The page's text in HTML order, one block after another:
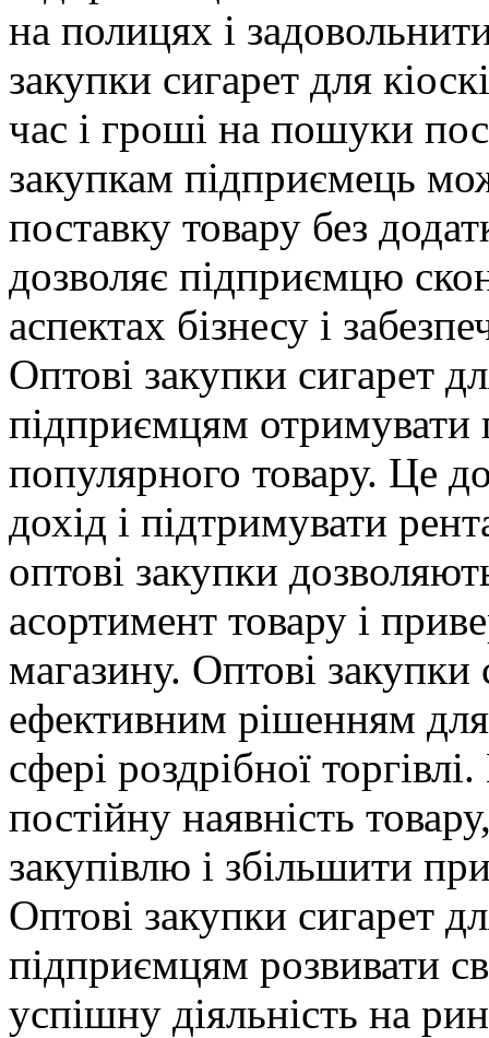
на полицях і
закупки сигарет для
час і гроші на пошуки
закупкам підприємець
поставку товару без
дозволяє підприємцю
аспектах бізнесу і
Оптові закупки сигарет
підприємцям отримувати
популярного товару. Це
дохід і підтримувати
оптові закупки
асортимент товару і
магазину. Оптові закупки
ефективним рішенням
сфері роздрібної
постійну наявність
закупівлю і збільшити
Оптові закупки сигарет
підприємцям розвивати
успішну діяльність на